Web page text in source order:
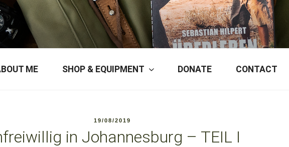
ME SHOP & EQUIPMENT DONATE CONTACT
POSTED
19/08/2019
in Johannesburg – TEIL I